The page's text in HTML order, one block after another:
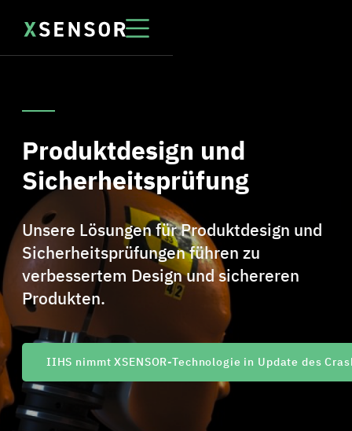
Produktdesign und
Sicherheitsprüfung
Unsere Lösungen für Produktdesign und
Sicherheitsprüfungen führen zu
verbessertem Design und sichereren
Produkten.
IIHS nimmt XSENSOR-Technologie in Update des